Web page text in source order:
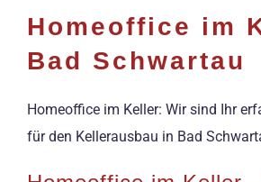
Homeoffice im
Bad Schwartau
Homeoffice im Keller: Wir sind Ihr
für den Kellerausbau in Bad